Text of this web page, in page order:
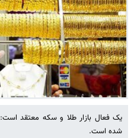
یک فعال بازار طلا و سکه معتقد
شده است.